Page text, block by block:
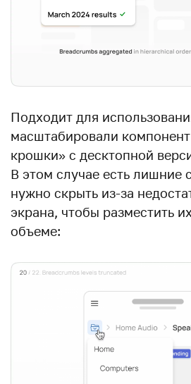
Подходит для
масштабировали
крошки» с десктопной
В этом случае есть лишние
нужно скрыть из-за
экрана, чтобы разместить
объеме: